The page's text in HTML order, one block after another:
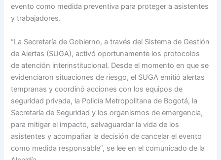
evento como medida preventiva para proteger a asistentes
y trabajadores.
“La Secretaría de Gobierno, a través del Sistema de Gestión
de Alertas (SUGA), activó oportunamente los protocolos
de atención interinstitucional. Desde el momento en que se
evidenciaron situaciones de riesgo, el SUGA emitió alertas
tempranas y coordinó acciones con los equipos de
seguridad privada, la Policía Metropolitana de Bogotá, la
Secretaría de Seguridad y los organismos de emergencia,
para mitigar el impacto, salvaguardar la vida de los
asistentes y acompañar la decisión de cancelar el evento
como medida responsable”, se lee en el comunicado de la